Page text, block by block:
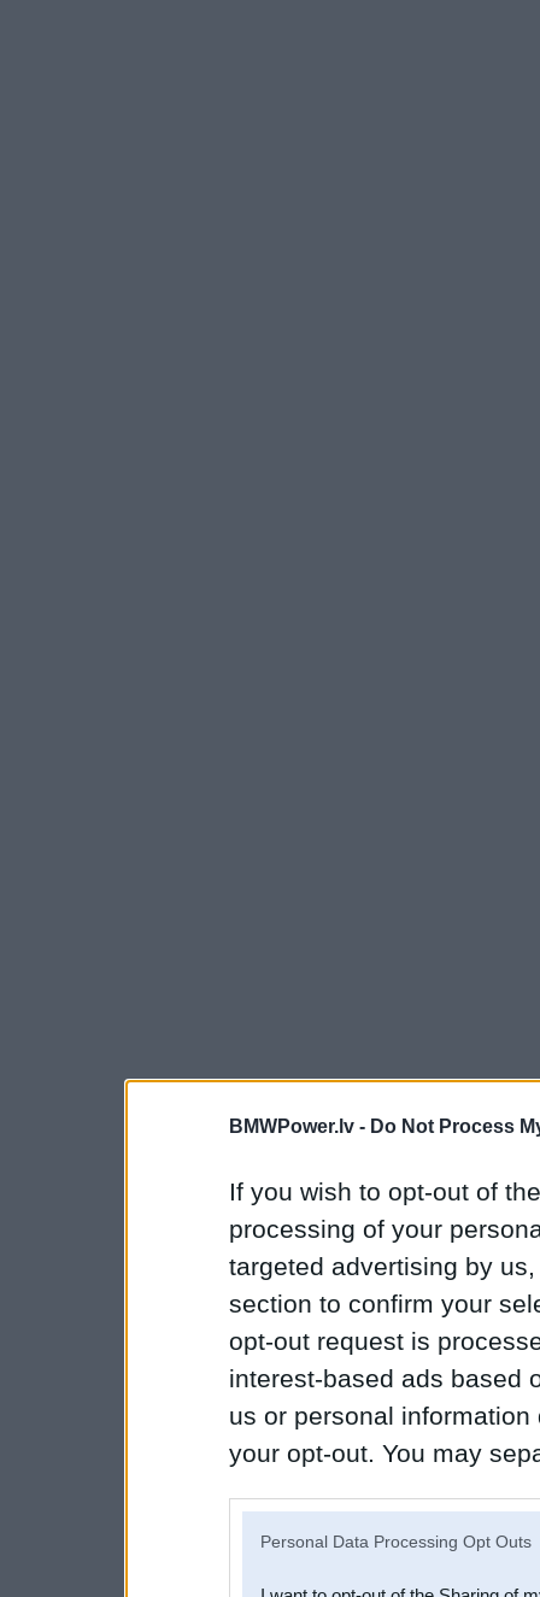
BMWPower.lv - Do Not Process
If you wish to opt-out of
processing of your
targeted advertising by
section to confirm your
opt-out request is
interest-based ads based
us or personal
your opt-out. You may
Personal Data Processing Opt Outs